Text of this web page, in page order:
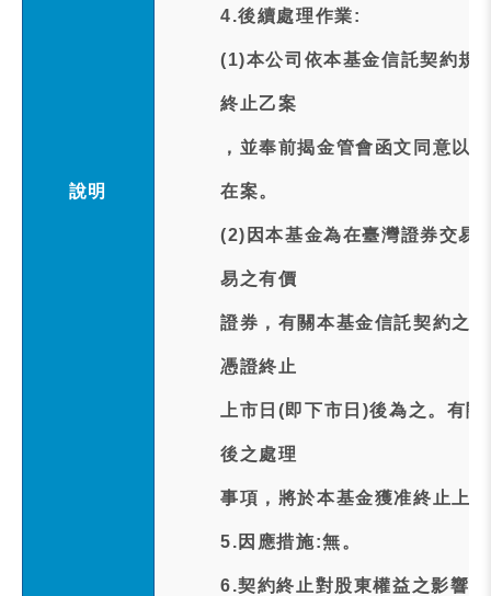
說明
4.後續處理作業:
(1)本公司依本基金信託契約規
終止乙案
，並奉前揭金管會函文同意以
在案。
(2)因本基金為在臺灣證券交易
易之有價
證券，有關本基金信託契約之
憑證終止
上市日(即下市日)後為之。有
後之處理
事項，將於本基金獲准終止上
5.因應措施:無。
6.契約終止對股東權益之影響: